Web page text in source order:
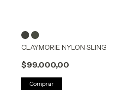
CLAYMORIE NYLON SLING
$99.000,00
Comprar